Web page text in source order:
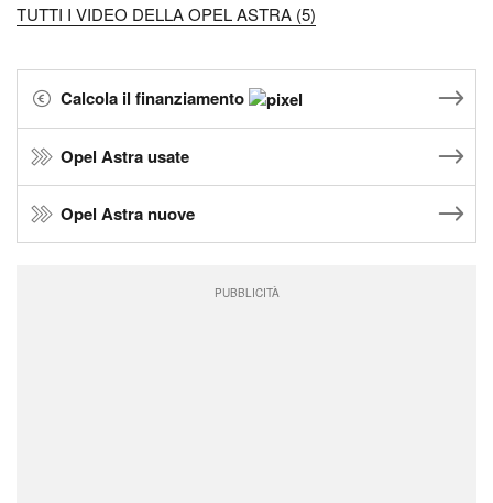
TUTTI I VIDEO DELLA OPEL ASTRA (5)
Calcola il finanziamento
Opel Astra usate
Opel Astra nuove
PUBBLICITÀ